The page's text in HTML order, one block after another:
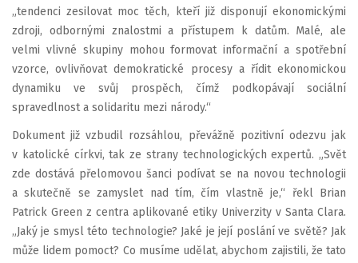
„tendenci zesilovat moc těch, kteří již disponují ekonomickými
zdroji, odbornými znalostmi a přístupem k datům. Malé, ale
velmi vlivné skupiny mohou formovat informační a spotřební
vzorce, ovlivňovat demokratické procesy a řídit ekonomickou
dynamiku ve svůj prospěch, čímž podkopávají sociální
spravedlnost a solidaritu mezi národy.“
Dokument již vzbudil rozsáhlou, převážně pozitivní odezvu jak
v katolické církvi, tak ze strany technologických expertů. „Svět
zde dostává přelomovou šanci podívat se na novou technologii
a skutečně se zamyslet nad tím, čím vlastně je,“ řekl Brian
Patrick Green z centra aplikované etiky Univerzity v Santa Clara.
„Jaký je smysl této technologie? Jaké je její poslání ve světě? Jak
může lidem pomoct? Co musíme udělat, abychom zajistili, že tato